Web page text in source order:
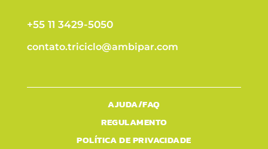
+55 11 3429-5050
contato.triciclo@ambipar.com
AJUDA/FAQ
REGULAMENTO
POLÍTICA DE PRIVACIDADE